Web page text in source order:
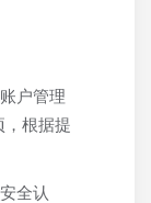
户管理
，根据提
全认